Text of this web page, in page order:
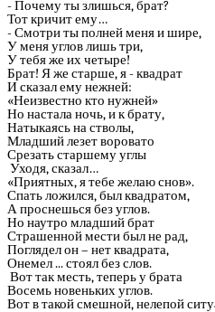
- Почему ты злишься, брат?
Тот кричит ему…
- Смотри ты полней меня и шире,
У меня углов лишь три,
У тебя же их четыре!
Брат! Я же старше, я - квадрат
И сказал ему нежней:
«Неизвестно кто нужней»
Но настала ночь, и к брату,
Натыкаясь на стволы,
Младший лезет воровато
Срезать старшему углы
Уходя, сказал…
«Приятных, я тебе желаю снов».
Спать ложился, был квадратом,
А проснешься без углов.
Но наутро младший брат
Страшенной мести был не рад,
Поглядел он – нет квадрата,
Онемел ... стоял без слов.
Вот так месть, теперь у брата
Восемь новеньких углов.
Вот в такой смешной, нелепой